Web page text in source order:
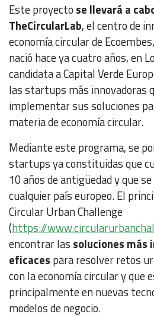
Este proyecto se llevará a
TheCircularLab, el centro de
economía circular de
nació hace ya cuatro años, en
candidata a Capital Verde
las startups más innovadoras
implementar sus soluciones
materia de economía circular.
Mediante este programa, se
startups ya constituidas que
10 años de antigüedad y que
cualquier país europeo. El
Circular Urban Challenge
(https://
encontrar las soluciones más
eficaces para resolver retos
con la economía circular y que
principalmente en nuevas
modelos de negocio.